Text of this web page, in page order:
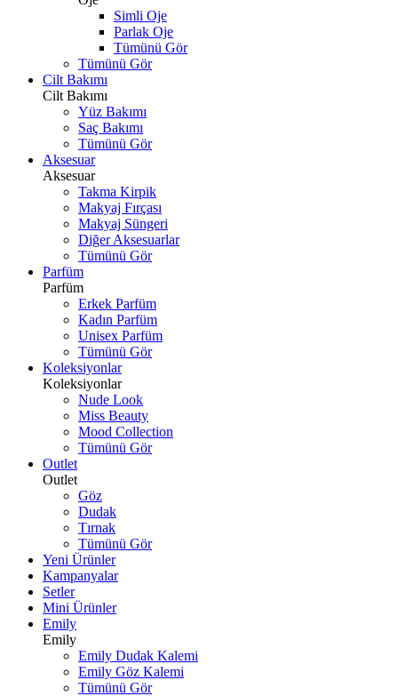
Simli Oje
Parlak Oje
Tümünü Gör
Tümünü Gör
Cilt Bakımı
Cilt Bakımı
Yüz Bakımı
Saç Bakımı
Tümünü Gör
Aksesuar
Aksesuar
Takma Kirpik
Makyaj Fırçası
Makyaj Süngeri
Diğer Aksesuarlar
Tümünü Gör
Parfüm
Parfüm
Erkek Parfüm
Kadın Parfüm
Unisex Parfüm
Tümünü Gör
Koleksiyonlar
Koleksiyonlar
Nude Look
Miss Beauty
Mood Collection
Tümünü Gör
Outlet
Outlet
Göz
Dudak
Tırnak
Tümünü Gör
Yeni Ürünler
Kampanyalar
Setler
Mini Ürünler
Emily
Emily
Emily Dudak Kalemi
Emily Göz Kalemi
Tümünü Gör